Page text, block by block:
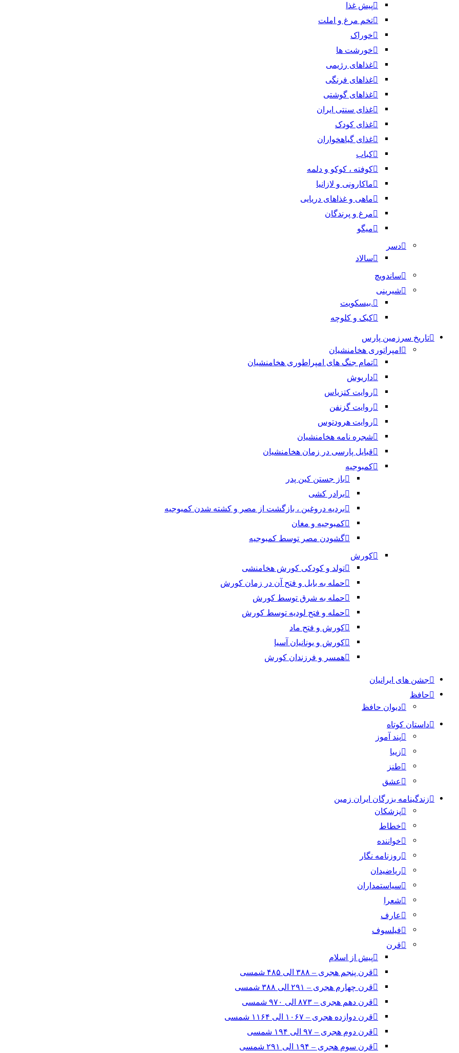
پیش غذا
تخم مرغ و املت
خوراک
خورشت ها
غذاهای رژیمی
غذاهای فرنگی
غذاهای گوشتی
غذای سنتی ایران
غذای کودک
غذای گیاهخواران
کباب
کوفته ، کوکو و دلمه
ماکارونی و لازانیا
ماهی و غذاهای دریایی
مرغ و پرندگان
میگو
دسر
سالاد
ساندویچ
شیرینی
.بیسکویت
کیک و کلوچه
تاریخ سرزمین پارس
امپراتوری هخامنشیان
تمام جنگ های امپراطوری هخامنشیان
داریوش
روایت کتزیاس
روایت گزنفن
روایت هرودتوس
شجره نامه هخامنشیان
قبایل پارسی در زمان هخامنشیان
کمبوجیه
باز جستن کین پدر
برادر کشی
بردیه دروغین ، بازگشت از مصر و کشته شدن کمبوجیه
کمبوجیه و مغان
گشودن مصر توسط کمبوجیه
کورش
تولد و کودکی کورش هخامنشی
حمله به بابل و فتح آن در زمان کورش
حمله به شرق توسط کورش
حمله و فتح لودیه توسط کورش
کورش و فتح ماد
کورش و یونانیان آسیا
همسر و فرزندان کورش
جشن های ایرانیان
حافظ
دیوان حافظ
داستان کوتاه
پند آموز
زیبا
طنز
عشق
زندگینامه بزرگان ایران زمین
پزشکان
خطاط
خواننده
روزنامه نگار
ریاضیدان
سیاستمداران
شعرا
عارف
فیلسوف
قرن
پیش از اسلام
قرن پنجم هجری – ۳۸۸ الی ۴۸۵ شمسی
قرن چهارم هجری – ۲۹۱ الی ۳۸۸ شمسی
قرن دهم هجری – ۸۷۳ الی ۹۷۰ شمسی
قرن دوازده هجری – ۱۰۶۷ الی ۱۱۶۴ شمسی
قرن دوم هجری – ۹۷ الی ۱۹۴ شمسی
قرن سوم هجری – ۱۹۴ الی ۲۹۱ شمسی